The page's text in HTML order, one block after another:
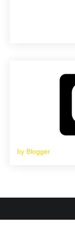
by Blogger